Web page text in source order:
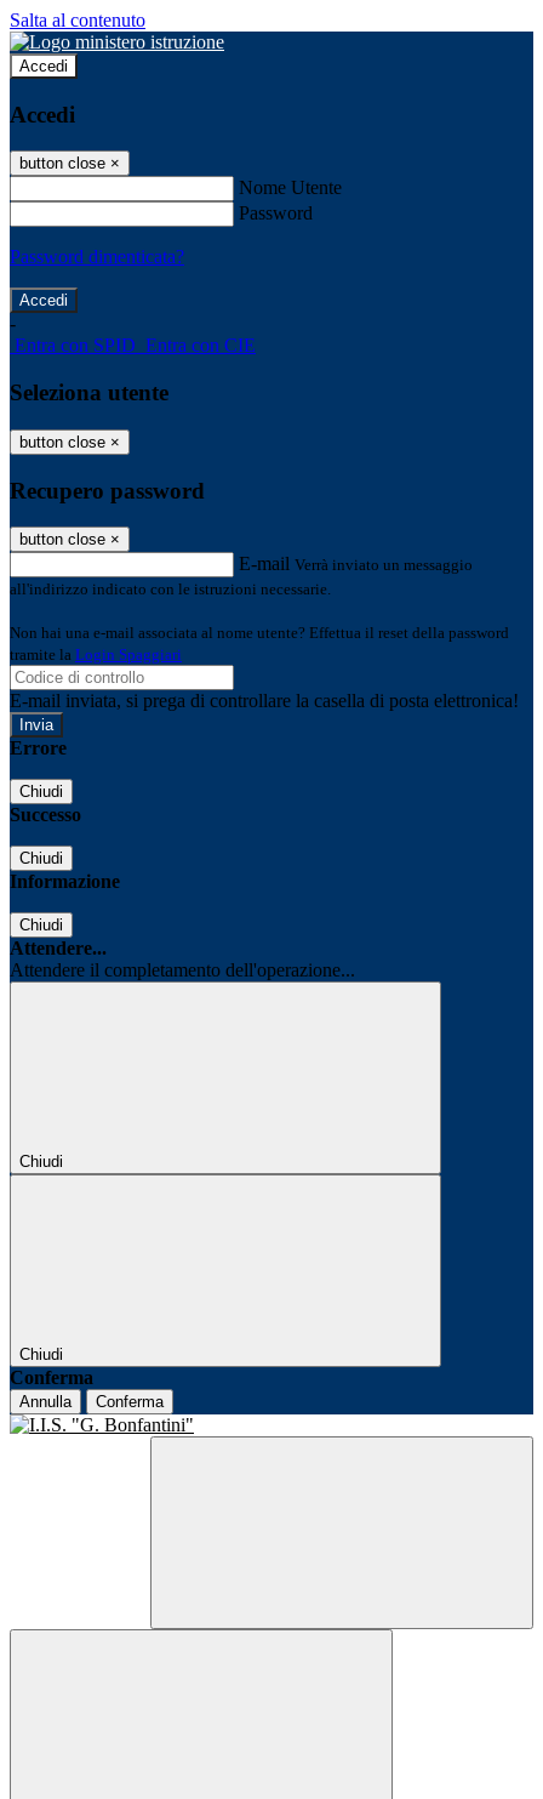
Salta al contenuto
Accedi
Accedi
button close ×
Nome Utente
Password
Password dimenticata?
-
Entra con SPID Entra con CIE
Seleziona utente
button close ×
Recupero password
button close ×
E-mail Verrà inviato un messaggio
all'indirizzo indicato con le istruzioni necessarie.
Non hai una e-mail associata al nome utente? Effettua il reset della password
tramite la Login Spaggiari
E-mail inviata, si prega di controllare la casella di posta elettronica!
Errore
Chiudi
Successo
Chiudi
Informazione
Chiudi
Attendere...
Attendere il completamento dell'operazione...
Chiudi
Chiudi
Conferma
Annulla Conferma